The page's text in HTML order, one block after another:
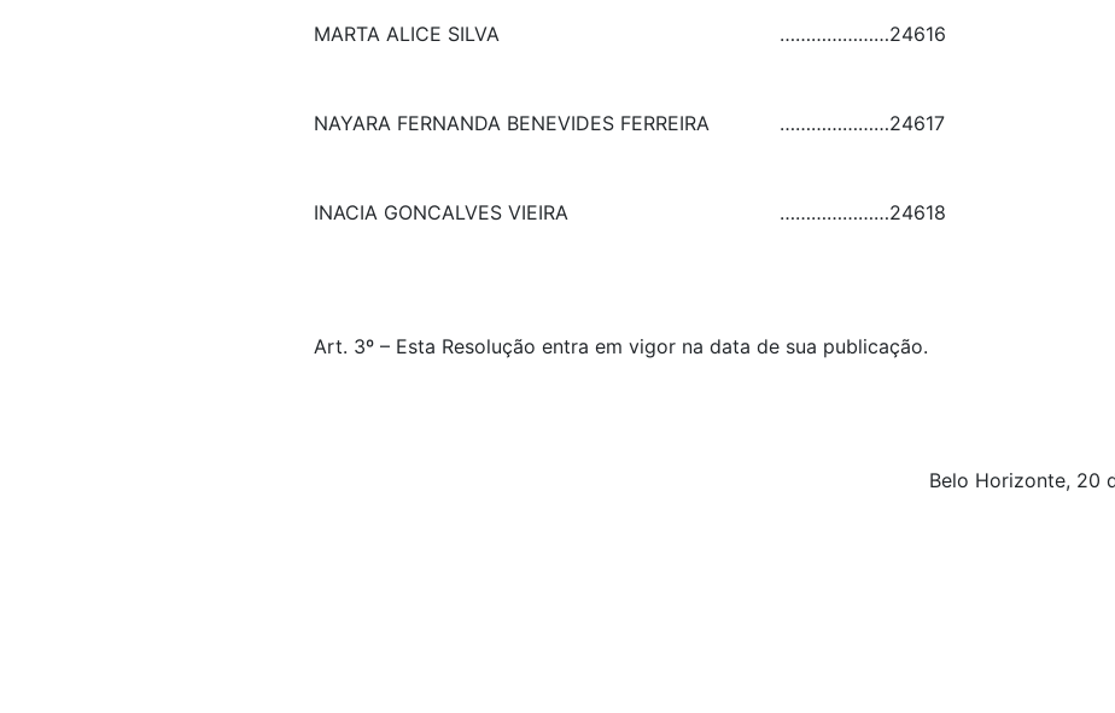
MARTA ALICE SILVA …………………24616
NAYARA FERNANDA BENEVIDES FERREIRA …………………24617
INACIA GONCALVES VIEIRA …………………24618
Art. 3º – Esta Resolução entra em vigor na data de sua publicação.
Belo Horizonte, 20